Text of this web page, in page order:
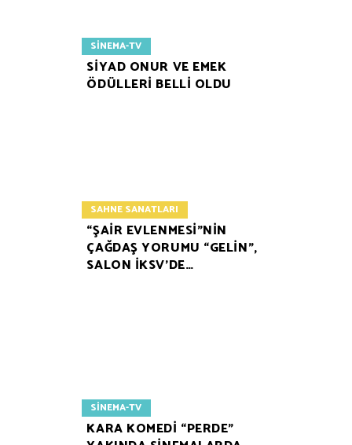
SINEMA-TV
SİYAD ONUR VE EMEK
ÖDÜLLERİ BELLİ OLDU
SAHNE SANATLARI
“ŞAİR EVLENMESİ”NİN
ÇAĞDAŞ YORUMU “GELİN”,
SALON İKSV’DE…
SINEMA-TV
KARA KOMEDİ “PERDE”